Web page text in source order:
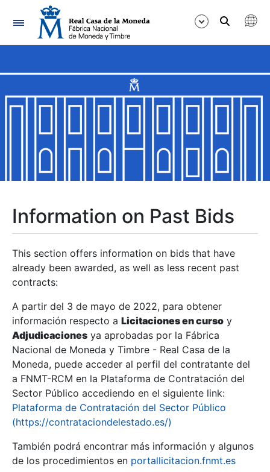
Navigation
Show/Hide
Show/Hide
Show/Hide
Show/Hide
Show/Hide
Information on Past Bids
This section offers information on bids that have
already been awarded, as well as less recent past
contracts:
A partir del 3 de mayo de 2022, para obtener
información respecto a Licitaciones en curso y
Adjudicaciones ya aprobadas por la Fábrica
Nacional de Moneda y Timbre - Real Casa de la
Moneda, puede acceder al perfil del contratante del
a FNMT-RCM en la Plataforma de Contratación del
Sector Público accediendo en el siguiente link:
Plataforma de Contratación del Sector Público
(https://contrataciondelestado.es/)
También podrá encontrar más información y algunos
de los procedimientos en portallicitacion.fnmt.es